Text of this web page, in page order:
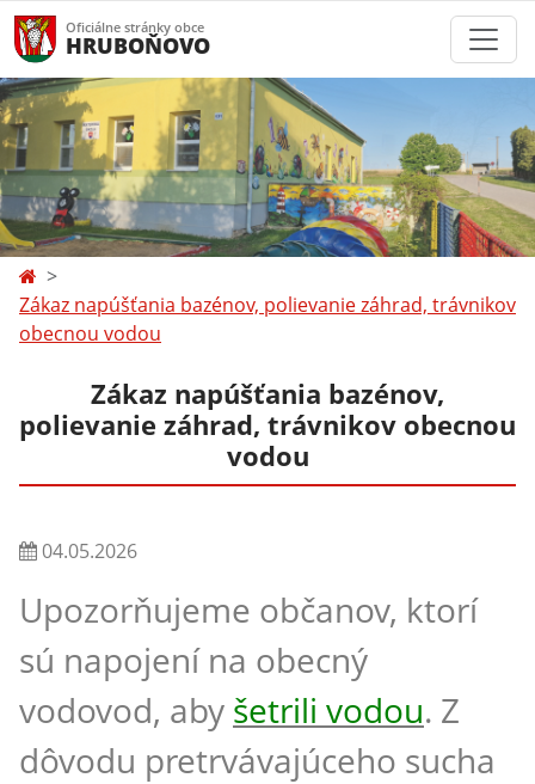
Oficiálne stránky obce
HRUBOŇOVO
Zákaz napúšťania bazénov, polievanie záhrad, trávnikov
obecnou vodou
Zákaz napúšťania bazénov,
polievanie záhrad, trávnikov obecnou
vodou
04.05.2026
Upozorňujeme občanov, ktorí
sú napojení na obecný
vodovod, aby šetrili vodou. Z
dôvodu pretrvávajúceho sucha